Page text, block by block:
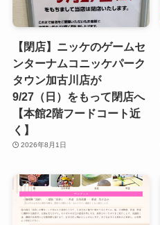
【閉店】ニッケのゲームセ
ンターナムコニッケパーク
タウン加古川店が
9/27（日）をもって閉店へ
【本館2階フードコート近
く】
2026年8月1日